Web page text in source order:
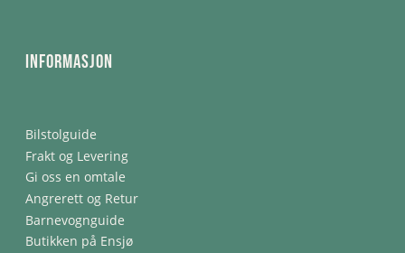
Informasjon
Bilstolguide
Frakt og Levering
Gi oss en omtale
Angrerett og Retur
Barnevognguide
Butikken på Ensjø